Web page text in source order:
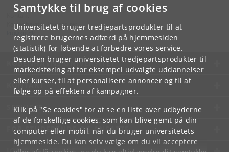
Samtykke til brug af cookies
Universitetet bruger tredjepartsprodukter til at
registrere brugernes adfærd på hjemmesiden
(statistik) for løbende at forbedre vores service.
Desuden bruger universitetet tredjepartsprodukter til
markedsføring af for eksempel udvalgte uddannelser
eller kurser, til at personalisere annoncer og til at
følge op på effekten af kampagner.
Klik på "Se cookies" for at se en liste over udbyderne
af de forskellige cookies, som kan blive gemt på din
computer eller mobil, når du bruger universitetets
hjemmeside. Du kan selv vælge om du vil acceptere
Københavns Universitet
KØBENHAVNS UNIVERSITET
KONTAKT
SERVICES
FOR STUDERENDE OG ANSATTE